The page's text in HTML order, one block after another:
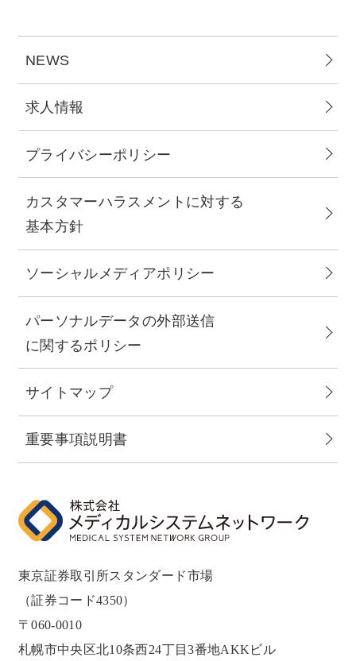
NEWS
求人情報
プライバシーポリシー
カスタマーハラスメントに対する
基本方針
ソーシャルメディアポリシー
パーソナルデータの外部送信
に関するポリシー
サイトマップ
重要事項説明書
東京証券取引所スタンダード市場
（証券コード4350）
〒060-0010
札幌市中央区北10条西24丁目3番地AKKビル